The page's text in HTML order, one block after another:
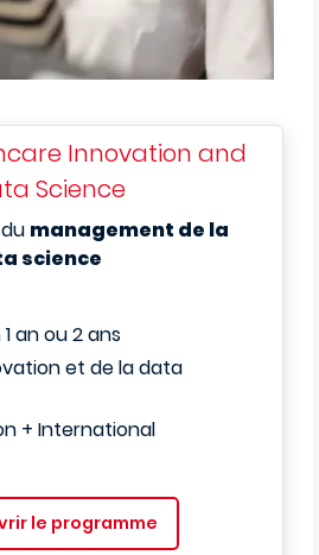
Innovation and
Science
management de la
science
an ou 2 ans
et de la data
+ International
le programme